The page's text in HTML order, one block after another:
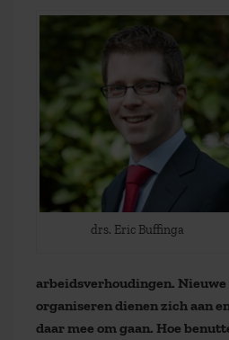
drs. Eric Buffinga
arbeidsverhoudingen. Nieuwe
organiseren dienen zich aan
daar mee om gaan. Hoe